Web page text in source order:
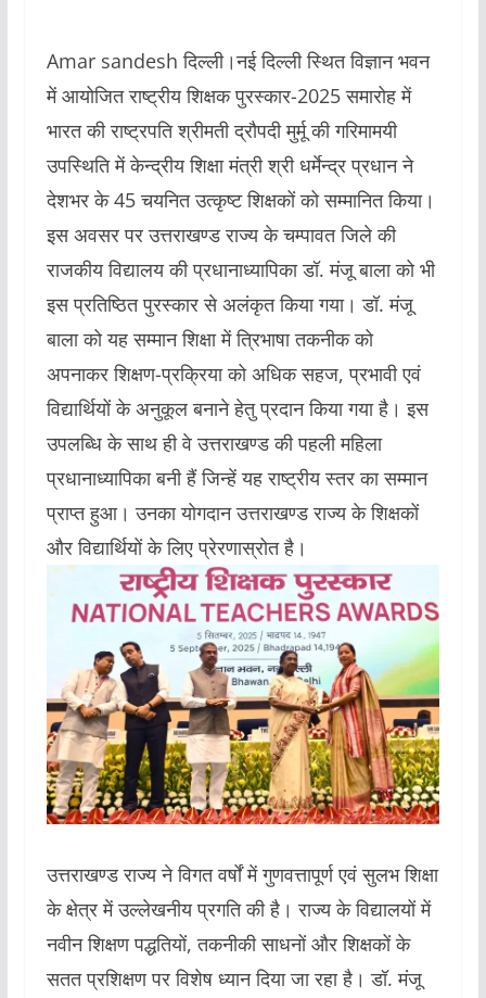
Amar sandesh दिल्ली।नई दिल्ली स्थित विज्ञान भवन
में आयोजित राष्ट्रीय शिक्षक पुरस्कार-2025 समारोह में
भारत की राष्ट्रपति श्रीमती द्रौपदी मुर्मू की गरिमामयी
उपस्थिति में केन्द्रीय शिक्षा मंत्री श्री धर्मेन्द्र प्रधान ने
देशभर के 45 चयनित उत्कृष्ट शिक्षकों को सम्मानित किया।
इस अवसर पर उत्तराखण्ड राज्य के चम्पावत जिले की
राजकीय विद्यालय की प्रधानाध्यापिका डॉ. मंजू बाला को भी
इस प्रतिष्ठित पुरस्कार से अलंकृत किया गया। डॉ. मंजू
बाला को यह सम्मान शिक्षा में त्रिभाषा तकनीक को
अपनाकर शिक्षण-प्रक्रिया को अधिक सहज, प्रभावी एवं
विद्यार्थियों के अनुकूल बनाने हेतु प्रदान किया गया है। इस
उपलब्धि के साथ ही वे उत्तराखण्ड की पहली महिला
प्रधानाध्यापिका बनी हैं जिन्हें यह राष्ट्रीय स्तर का सम्मान
प्राप्त हुआ। उनका योगदान उत्तराखण्ड राज्य के शिक्षकों
और विद्यार्थियों के लिए प्रेरणास्रोत है।
उत्तराखण्ड राज्य ने विगत वर्षों में गुणवत्तापूर्ण एवं सुलभ शिक्षा
के क्षेत्र में उल्लेखनीय प्रगति की है। राज्य के विद्यालयों में
नवीन शिक्षण पद्धतियों, तकनीकी साधनों और शिक्षकों के
सतत प्रशिक्षण पर विशेष ध्यान दिया जा रहा है। डॉ. मंजू